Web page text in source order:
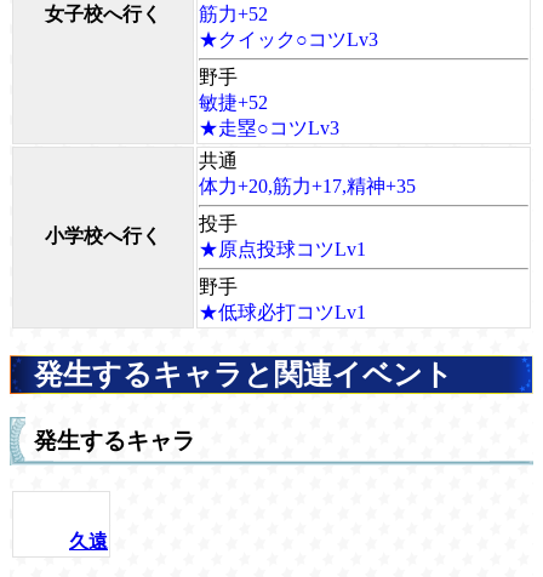
女子校へ行く
筋力+52
★クイック○コツLv3
野手
敏捷+52
★走塁○コツLv3
小学校へ行く
共通
体力+20,筋力+17,精神+35
投手
★原点投球コツLv1
野手
★低球必打コツLv1
発生するキャラと関連イベント
発生するキャラ
久遠